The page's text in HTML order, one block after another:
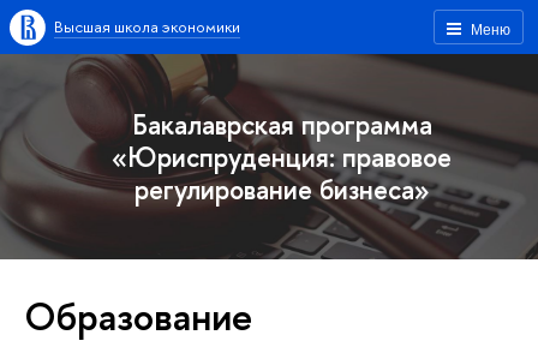
Меню
Высшая школа экономики
Бакалаврская программа
«Юриспруденция: правовое
регулирование бизнеса»
Образование